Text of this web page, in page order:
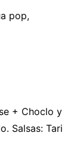
pop,
+ Choclo y
Salsas: Tari